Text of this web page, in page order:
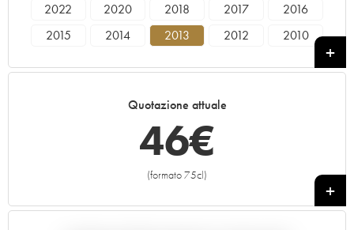
2022 2020 2018 2017
2016
2015
2014 2013 2012
2010
Quotazione attuale
46€
(formato 75cl)
+